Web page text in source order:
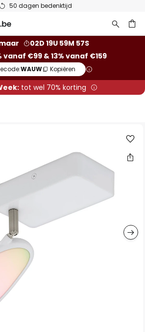
50 dagen bedenktijd
02D 19U 59M 57S
vanaf €99 & 13% vanaf €159
WAUW Kopiëren
tot wel 70% korting